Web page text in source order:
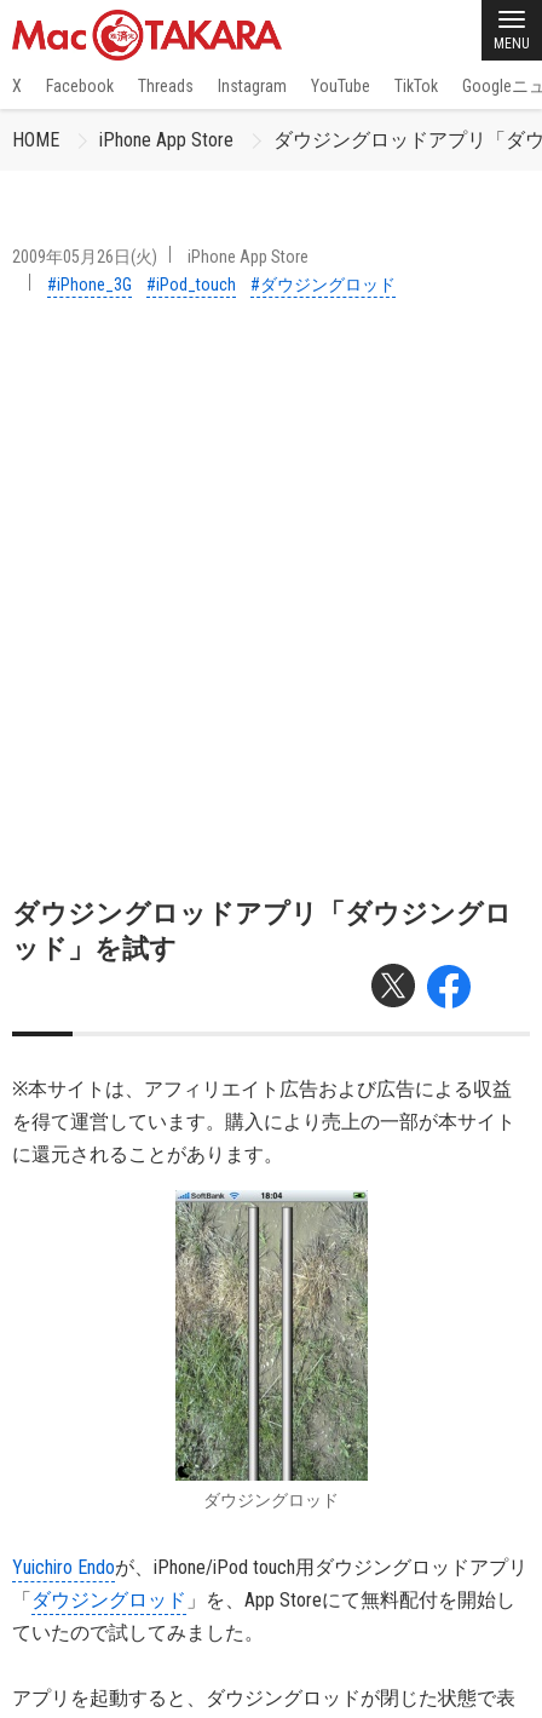
MENU
X Facebook Threads Instagram YouTube TikTok Googleニ
HOME iPhone App Store ダウジングロッドアプリ「ダ
2009年05月26日(火)
iPhone App Store
#iPhone_3G
#iPod_touch #ダウジングロッド
ダウジングロッドアプリ「ダウジングロ
ッド」を試す
※本サイトは、アフィリエイト広告および広告による収益
を得て運営しています。購入により売上の一部が本サイト
に還元されることがあります。
ダウジングロッド
Yuichiro Endoが、iPhone/iPod touch用ダウジングロッドアプリ
「ダウジングロッド 」を、App Storeにて無料配付を開始し
ていたので試してみました。
アプリを起動すると、ダウジングロッドが閉じた状態で表